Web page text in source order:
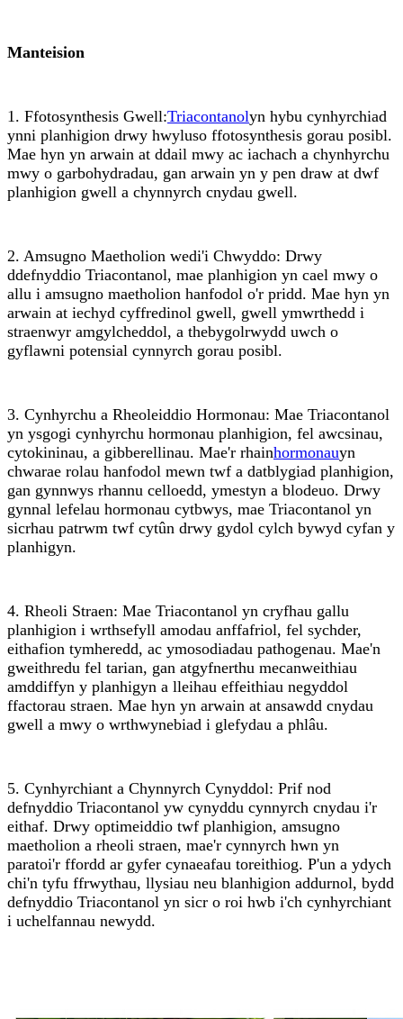
Manteision
1. Ffotosynthesis Gwell:Triacontanolyn hybu cynhyrchiad
ynni planhigion drwy hwyluso ffotosynthesis gorau posibl.
Mae hyn yn arwain at ddail mwy ac iachach a chynhyrchu
mwy o garbohydradau, gan arwain yn y pen draw at dwf
planhigion gwell a chynnyrch cnydau gwell.
2. Amsugno Maetholion wedi'i Chwyddo: Drwy
ddefnyddio Triacontanol, mae planhigion yn cael mwy o
allu i amsugno maetholion hanfodol o'r pridd. Mae hyn yn
arwain at iechyd cyffredinol gwell, gwell ymwrthedd i
straenwyr amgylcheddol, a thebygolrwydd uwch o
gyflawni potensial cynnyrch gorau posibl.
3. Cynhyrchu a Rheoleiddio Hormonau: Mae Triacontanol
yn ysgogi cynhyrchu hormonau planhigion, fel awcsinau,
cytokininau, a gibberellinau. Mae'r rhainhormonauyn
chwarae rolau hanfodol mewn twf a datblygiad planhigion,
gan gynnwys rhannu celloedd, ymestyn a blodeuo. Drwy
gynnal lefelau hormonau cytbwys, mae Triacontanol yn
sicrhau patrwm twf cytûn drwy gydol cylch bywyd cyfan y
planhigyn.
4. Rheoli Straen: Mae Triacontanol yn cryfhau gallu
planhigion i wrthsefyll amodau anffafriol, fel sychder,
eithafion tymheredd, ac ymosodiadau pathogenau. Mae'n
gweithredu fel tarian, gan atgyfnerthu mecanweithiau
amddiffyn y planhigyn a lleihau effeithiau negyddol
ffactorau straen. Mae hyn yn arwain at ansawdd cnydau
gwell a mwy o wrthwynebiad i glefydau a phlâu.
5. Cynhyrchiant a Chynnyrch Cynyddol: Prif nod
defnyddio Triacontanol yw cynyddu cynnyrch cnydau i'r
eithaf. Drwy optimeiddio twf planhigion, amsugno
maetholion a rheoli straen, mae'r cynnyrch hwn yn
paratoi'r ffordd ar gyfer cynaeafau toreithiog. P'un a ydych
chi'n tyfu ffrwythau, llysiau neu blanhigion addurnol, bydd
defnyddio Triacontanol yn sicr o roi hwb i'ch cynhyrchiant
i uchelfannau newydd.